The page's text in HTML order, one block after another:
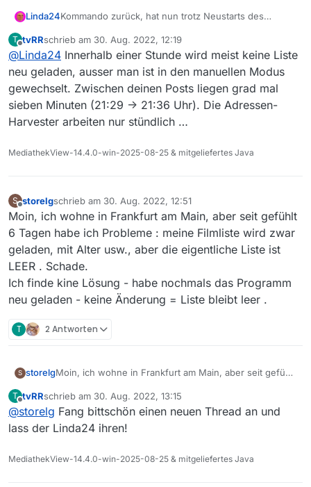
Linda24Kommando zurück, hat nun trotz Neustarts des
T
Offline
tvRRschrieb am 30. Aug. 2022, 12:19
zuletzt editiert von
@Linda24 Innerhalb einer Stunde wird meist keine Liste
neu geladen, ausser man ist in den manuellen Modus
gewechselt. Zwischen deinen Posts liegen grad mal
sieben Minuten (21:29 -> 21:36 Uhr). Die Adressen-
Harvester arbeiten nur stündlich …
MediathekView-14.4.0-win-2025-08-25 & mitgeliefertes Java
S
Offline
storelgschrieb am 30. Aug. 2022, 12:51
zuletzt editiert von
Moin, ich wohne in Frankfurt am Main, aber seit gefühlt
6 Tagen habe ich Probleme : meine Filmliste wird zwar
geladen, mit Alter usw., aber die eigentliche Liste ist
LEER . Schade.
Ich finde kine Lösung - habe nochmals das Programm
neu geladen - keine Änderung = Liste bleibt leer .
T 2 Antworten
S storelgMoin, ich wohne in Frankfurt am Main, aber seit gefühlt
geladen, mit Alter usw., aber die eigentliche Liste ist
LEER . Schade.
Ich finde kine Lösung - habe nochmals das Programm
T
Offline
tvRRschrieb am 30. Aug. 2022, 13:15
zuletzt editiert von
@storelg Fang bittschön einen neuen Thread an und
lass der Linda24 ihren!
MediathekView-14.4.0-win-2025-08-25 & mitgeliefertes Java